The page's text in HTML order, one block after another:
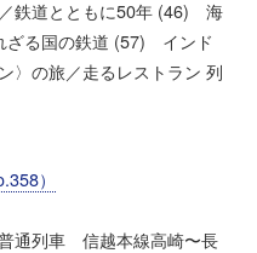
鉄道とともに50年 (46) 海
ざる国の鉄道 (57) インド
〉の旅／走るレストラン 列
）
通列車 信越本線高崎〜長